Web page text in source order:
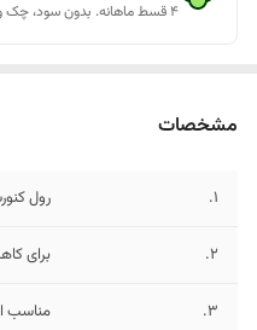
۴ قسط ماهانه. بدون سود، چک و ضامن.
مشخصات
1. رول
2. برای
3. مناسب